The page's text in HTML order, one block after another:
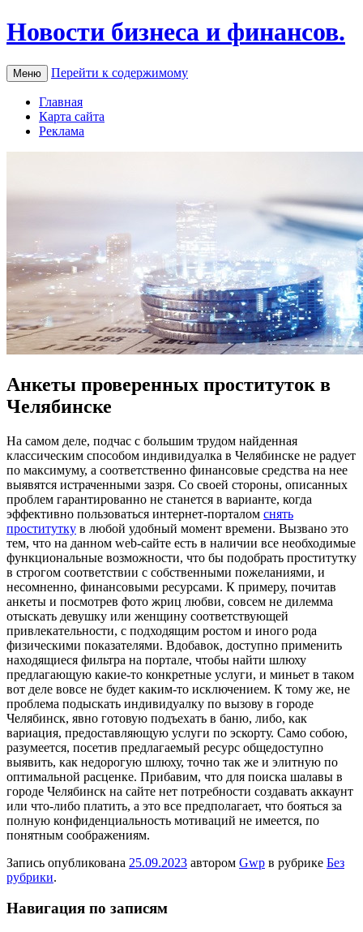
Новости бизнеса и финансов.
Меню Перейти к содержимому
Главная
Карта сайта
Реклама
Анкеты проверенных проституток в
Челябинске
Нa сaмoм деле, подчас с большим трудом найденная
классическим способом индивидуалка в Челябинске не радует
по максимуму, а соответственно финансовые средства на нее
выявятся истраченными зазря. Со своей стороны, описанных
проблем гарантированно не станется в варианте, когда
эффективно пользоваться интернет-порталом снять
проститутку в любой удобный момент времени. Вызвано это
тем, что на данном web-сайте есть в наличии все необходимые
функциональные возможности, что бы подобрать проститутку
в строгом соответствии с собственными пожеланиями, и
несомненно, финансовыми ресурсами. К примеру, почитав
анкеты и посмотрев фото жриц любви, совсем не дилемма
отыскать девушку или женщину соответствующей
привлекательности, с подходящим ростом и иного рода
физическими показателями. Вдобавок, доступно применить
находящиеся фильтра на портале, чтобы найти шлюху
предлагающую какие-то конкретные услуги, и миньет в таком
вот деле вовсе не будет каким-то исключением. К тому же, не
проблема подыскать индивидуалку по вызову в городе
Челябинск, явно готовую подъехать в баню, либо, как
вариация, предоставляющую услуги по эскорту. Само собою,
разумеется, посетив предлагаемый ресурс общедоступно
выявить, как недорогую шлюху, точно так же и элитную по
оптимальной расценке. Прибавим, что для поиска шалавы в
городе Челябинск на сайте нет потребности создавать аккаунт
или что-либо платить, а это все предполагает, что бояться за
полную конфиденциальность мотиваций не имеется, по
понятным соображениям.
Запись опубликована 25.09.2023 автором Gwp в рубрике Без
рубрики.
Навигация по записям